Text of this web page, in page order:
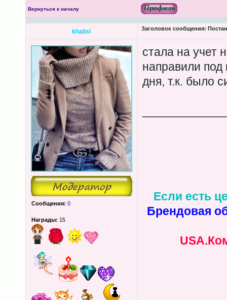
Вернуться к началу
khalisi Заголовок сообщения:
Сообщения: 0
Награды: 15
стала на учет
направили
дня, т.к. было
Если есть
Брендовая